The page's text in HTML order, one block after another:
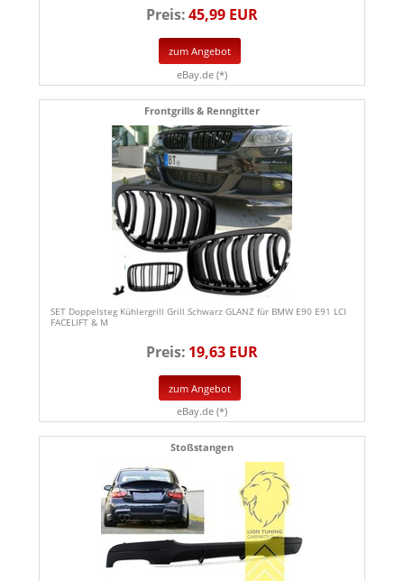
Preis:45,99 EUR
zum Angebot
eBay.de (*)
Frontgrills & Renngitter
SET Doppelsteg Kühlergrill Grill Schwarz GLANZ für BMW E90 E91 LCI
FACELIFT & M
Preis: 19,63 EUR
zum Angebot
eBay.de (*)
Stoßstangen